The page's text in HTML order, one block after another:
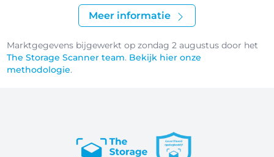
Meer informatie
Marktgegevens bijgewerkt op zondag 2 augustus door het
The Storage Scanner team. Bekijk hier onze
methodologie.